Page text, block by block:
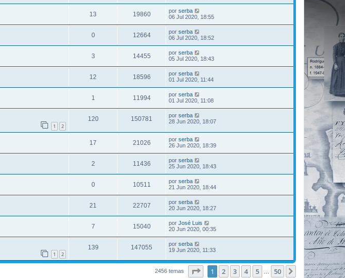
13 19860 por serba
06 Jul 2020, 18:55
0 12664 por serba
06 Jul 2020, 18:52
3 14455 por serba
05 Jul 2020, 18:43
12 18596 por serba
01 Jul 2020, 11:44
1 11994 por serba
01 Jul 2020, 11:08
1 2
120 150781 por serba
28 Jun 2020, 18:07
17 21026 por serba
26 Jun 2020, 18:39
2 11436 por serba
25 Jun 2020, 18:43
0 10511 por serba
21 Jun 2020, 18:44
21 22707 por serba
20 Jun 2020, 18:27
7 15040 por José Luis
20 Jun 2020, 00:35
1 2
139 147055 por serba
19 Jun 2020, 11:33
2456 temas Página1 de 50
1 2 3 4 5 … 50 Siguiente